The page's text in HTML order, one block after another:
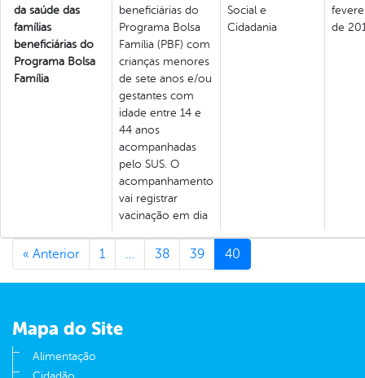
da saúde das
famílias
beneficiárias do
Programa Bolsa
Família
beneficiárias do
Programa Bolsa
Família (PBF) com
crianças menores
de sete anos e/ou
gestantes com
idade entre 14 e
44 anos
acompanhadas
pelo SUS. O
acompanhamento
vai registrar
vacinação em dia
Social e
Cidadania
de
« Anterior 1 … 38 39 40
Mapa do Site
Alimentação